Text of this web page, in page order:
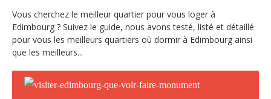
Vous cherchez le meilleur quartier pour vous loger à
Edimbourg ? Suivez le guide, nous avons testé, listé et détaillé
pour vous les meilleurs quartiers où dormir à Edimbourg ainsi
que les meilleurs...